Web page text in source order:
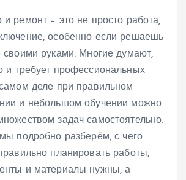
и ремонт – это не просто работа,
особенно если решаешь
своими руками. Многие думают,
и требует профессиональных
деле при правильном
и небольшом обучении можно
задач самостоятельно.
подробно разберём, с чего
планировать работы,
и материалы нужны, а